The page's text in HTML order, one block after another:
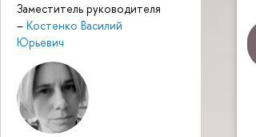
Заместитель руководителя
– Костенко Василий
Юрьевич